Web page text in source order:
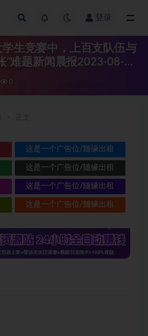
登录
生竞赛中，上百支队伍与
”难题新闻晨报2023-08-10
坑项目，
0
这是一个广告位/随缘出租
这是一个广告位/随缘出租
这是一个广告位/随缘出租
这是一个广告位/随缘出租